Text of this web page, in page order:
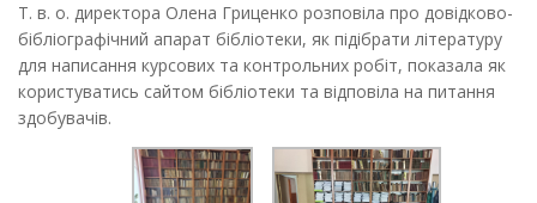
Т. в. о. директора Олена Гриценко розповіла про довідково-
бібліографічний апарат бібліотеки, як підібрати літературу
для написання курсових та контрольних робіт, показала як
користуватись сайтом бібліотеки та відповіла на питання
здобувачів.